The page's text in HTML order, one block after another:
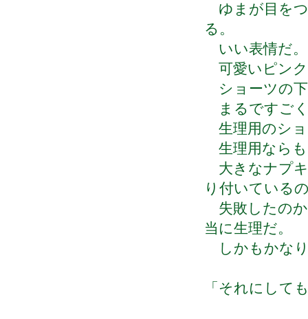
ゆまが目を
る。
いい表情だ。
可愛いピン
ショーツの
まるですご
生理用のシ
生理用なら
大きなナプ
り付いている
失敗したの
当に生理だ。
しかもかな
「それにして